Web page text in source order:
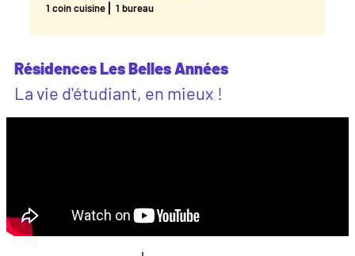
1 coin cuisine ⎜ 1 bureau
Résidences Les Belles Années
La vie d'étudiant, en mieux !